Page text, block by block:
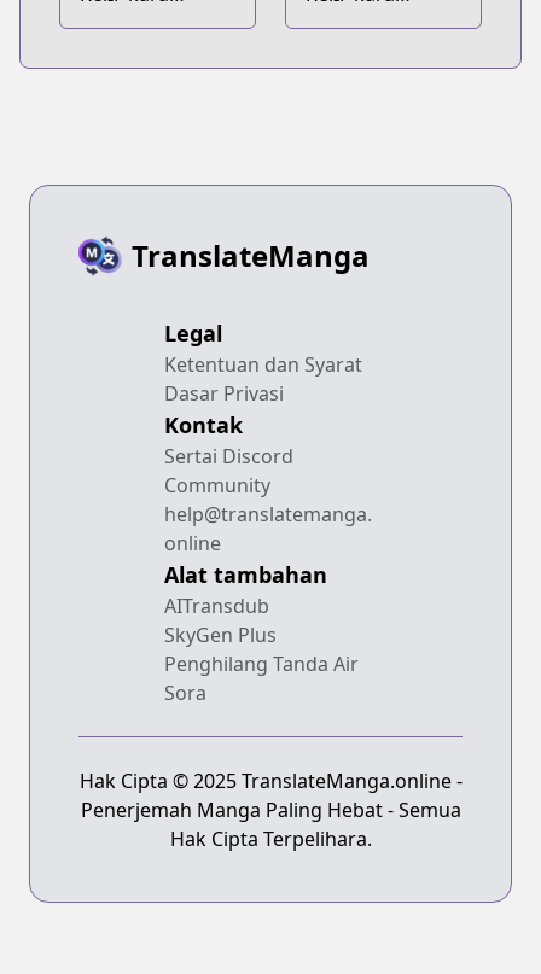
Hajimeru Isekai
Hajimeru Isekai
TranslateManga
Legal
Ketentuan dan Syarat
Dasar Privasi
Kontak
Sertai Discord
Community
help@translatemanga.
online
Alat tambahan
AITransdub
SkyGen Plus
Penghilang Tanda Air
Sora
Hak Cipta © 2025 TranslateManga.online -
Penerjemah Manga Paling Hebat - Semua
Hak Cipta Terpelihara.